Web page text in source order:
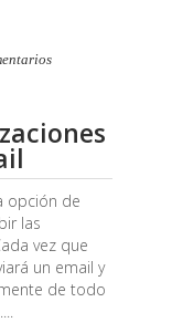
opción de
las
vez que
un email y
de todo